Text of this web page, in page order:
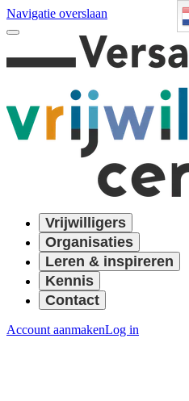
Navigatie overslaan
Vrijwilligers
Organisaties
Leren & inspireren
Kennis
Contact
Account aanmakenLog in